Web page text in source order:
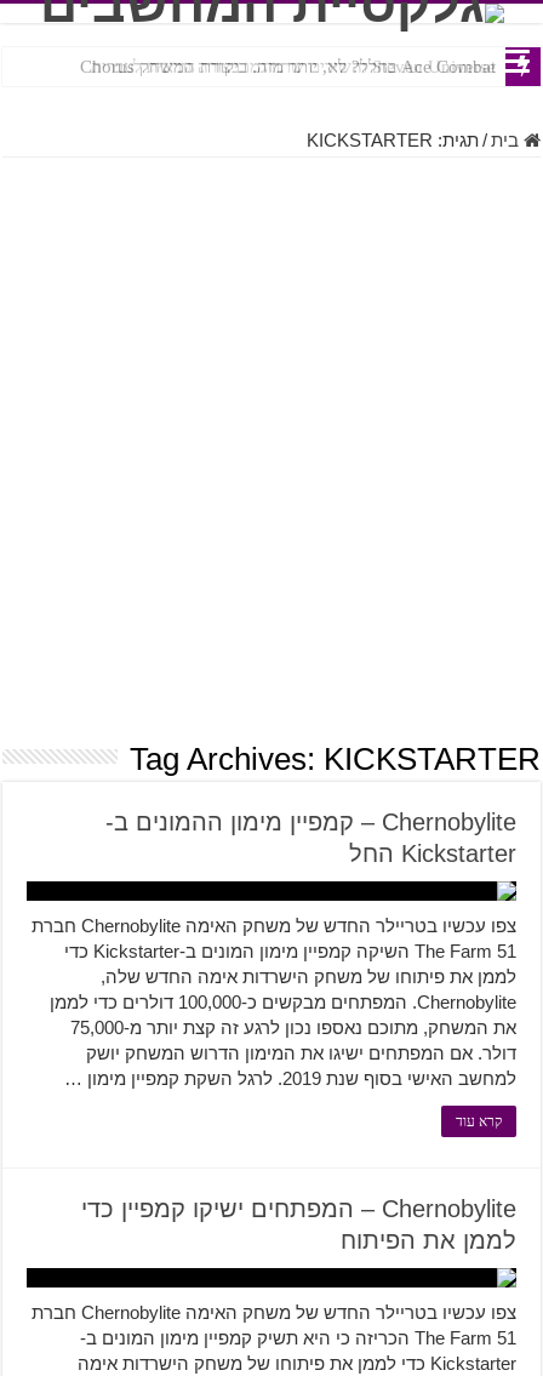
Ace Combat בחלל? לא, יותר מזה. ביקורת המשחק Chorus
Steven Universe והשירים שתורגמו בצורה נוראית לעברית
בית/תגית: KICKSTARTER
Tag Archives: KICKSTARTER
Chernobylite – קמפיין מימון ההמונים ב-
Kickstarter החל
צפו עכשיו בטריילר החדש של משחק האימה Chernobylite חברת
The Farm 51 השיקה קמפיין מימון המונים ב-Kickstarter כדי
לממן את פיתוחו של משחק הישרדות אימה החדש שלה,
Chernobylite. המפתחים מבקשים כ-100,000 דולרים כדי לממן
את המשחק, מתוכם נאספו נכון לרגע זה קצת יותר מ-75,000
דולר. אם המפתחים ישיגו את המימון הדרוש המשחק יושק
למחשב האישי בסוף שנת 2019. לרגל השקת קמפיין מימון …
קרא עוד
Chernobylite – המפתחים ישיקו קמפיין כדי
לממן את הפיתוח
צפו עכשיו בטריילר החדש של משחק האימה Chernobylite חברת
The Farm 51 הכריזה כי היא תשיק קמפיין מימון המונים ב-
Kickstarter כדי לממן את פיתוחו של משחק הישרדות אימה